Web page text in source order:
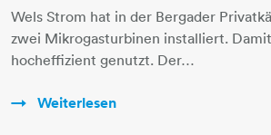
Wels Strom hat in der Bergader
zwei Mikrogasturbinen installiert.
hocheffizient genutzt. Der…
Weiterlesen